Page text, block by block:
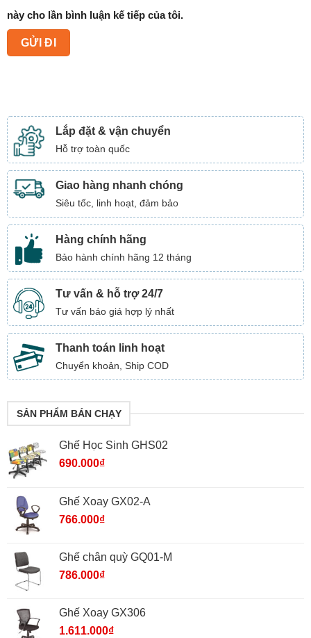
này cho lần bình luận kế tiếp của tôi.
Lắp đặt & vận chuyển
Hỗ trợ toàn quốc
Giao hàng nhanh chóng
Siêu tốc, linh hoạt, đảm bảo
Hàng chính hãng
Bảo hành chính hãng 12 tháng
Tư vấn & hỗ trợ 24/7
Tư vấn báo giá hợp lý nhất
Thanh toán linh hoạt
Chuyển khoản, Ship COD
SẢN PHẨM BÁN CHẠY
Ghế Học Sinh GHS02
690.000₫
Ghế Xoay GX02-A
766.000₫
Ghế chân quỳ GQ01-M
786.000₫
Ghế Xoay GX306
1.611.000₫